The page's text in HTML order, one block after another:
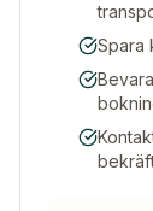
Spara